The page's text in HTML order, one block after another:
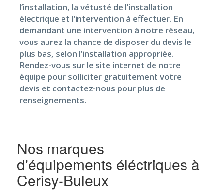
l’installation, la vétusté de l’installation
électrique et l’intervention à effectuer. En
demandant une intervention à notre réseau,
vous aurez la chance de disposer du devis le
plus bas, selon l’installation appropriée.
Rendez-vous sur le site internet de notre
équipe pour solliciter gratuitement votre
devis et contactez-nous pour plus de
renseignements.
Nos marques
d'équipements éléctriques à
Cerisy-Buleux